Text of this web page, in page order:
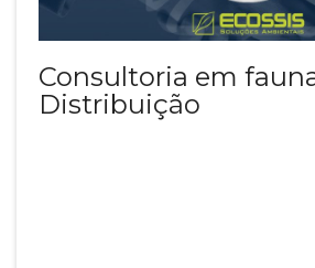
Consultoria em
Distribuição